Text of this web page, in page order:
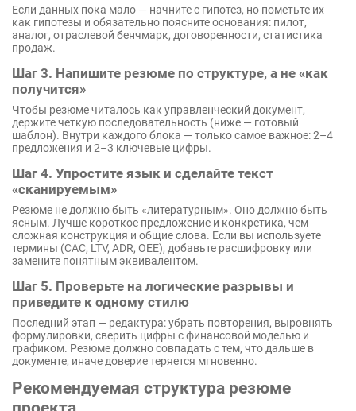
Если данных пока мало — начните с гипотез, но пометьте их
как гипотезы и обязательно поясните основания: пилот,
аналог, отраслевой бенчмарк, договоренности, статистика
продаж.
Шаг 3. Напишите резюме по структуре, а не «как
получится»
Чтобы резюме читалось как управленческий документ,
держите четкую последовательность (ниже — готовый
шаблон). Внутри каждого блока — только самое важное: 2–4
предложения и 2–3 ключевые цифры.
Шаг 4. Упростите язык и сделайте текст
«сканируемым»
Резюме не должно быть «литературным». Оно должно быть
ясным. Лучше короткое предложение и конкретика, чем
сложная конструкция и общие слова. Если вы используете
термины (CAC, LTV, ADR, OEE), добавьте расшифровку или
замените понятным эквивалентом.
Шаг 5. Проверьте на логические разрывы и
приведите к одному стилю
Последний этап — редактура: убрать повторения, выровнять
формулировки, сверить цифры с финансовой моделью и
графиком. Резюме должно совпадать с тем, что дальше в
документе, иначе доверие теряется мгновенно.
Рекомендуемая структура резюме